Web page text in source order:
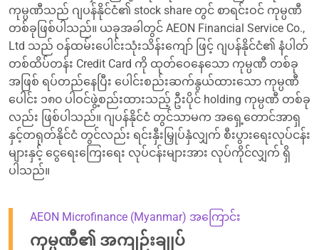
ကုမ္ပဏီသည် ဂျပန်နိုင်ငံ၏ stock share တွင် စာရင်းဝင် ကုမ္ပဏီ
တစ်ခုဖြစ်ပါသည်။ ယခုအခါတွင် AEON Financial Service Co.,
Ltd သည် ဝန်ထမ်းပေါင်းသုံးသိန်းကျော် ဖြင့် ဂျပန်နိုင်ငံ၏ နံပါတ်
တစ်ထိပ်တန်း Credit Card ကို ထုတ်ဝေနေသော ကုမ္ပဏီ တစ်ခု
အဖြစ် ရပ်တည်နေပြီး ပေါင်းစည်းဆက်နွယ်ထားသော ကုမ္ပဏီ
ပေါင်း ၁၈၀ ပါဝင်ဖွဲ့စည်းထားသည့် ဦးပိုင် holding ကုမ္ပဏီ တစ်ခု
လည်း ဖြစ်ပါသည်။ ဂျပန်နိုင်ငံ တွင်သာမက အရှေ့တောင်အာရှ
နှင့်တရုတ်နိုင်ငံ တွင်လည်း ရင်းနှီးမြှုပ်နှံလျှက် စီးပွားရေးလုပ်ငန်း
များနှင့် ငွေရေးကြေးရေး လုပ်ငန်းများအား လုပ်ကိုင်လျှက် ရှိ
ပါသည်။
AEON Microfinance (Myanmar) အကြောင်း
ကုမ္ပဏီ၏ အကျဉ်းချုပ်